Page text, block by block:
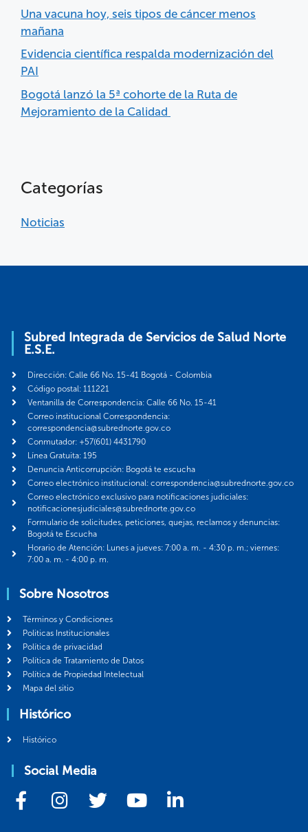
Una vacuna hoy, seis tipos de cáncer menos
mañana
Evidencia científica respalda modernización del
PAI
Bogotá lanzó la 5ª cohorte de la Ruta de
Mejoramiento de la Calidad
Categorías
Noticias
Subred Integrada de Servicios de Salud Norte
E.S.E.
Dirección: Calle 66 No. 15-41 Bogotá - Colombia
Código postal: 111221
Ventanilla de Correspondencia: Calle 66 No. 15-41
Correo institucional Correspondencia:
correspondencia@subrednorte.gov.co
Conmutador: +57(601) 4431790
Línea Gratuita: 195
Denuncia Anticorrupción: Bogotá te escucha
Correo electrónico institucional: correspondencia@subrednorte.gov.co
Correo electrónico exclusivo para notificaciones judiciales:
notificacionesjudiciales@subrednorte.gov.co
Formulario de solicitudes, peticiones, quejas, reclamos y denuncias:
Bogotá te Escucha
Horario de Atención: Lunes a jueves: 7:00 a. m. - 4:30 p. m.; viernes:
7:00 a. m. - 4:00 p. m.
Sobre Nosotros
Términos y Condiciones
Politicas Institucionales
Política de privacidad
Política de Tratamiento de Datos
Política de Propiedad Intelectual
Mapa del sitio
Histórico
Histórico
Social Media